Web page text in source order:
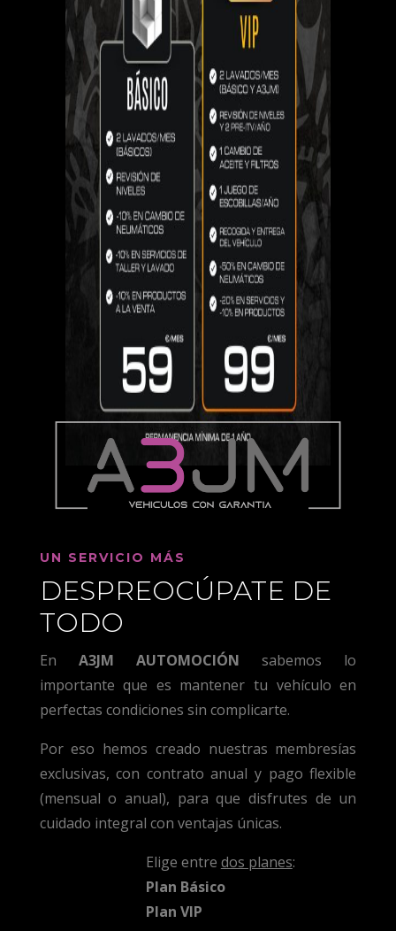
UN SERVICIO MÁS
DESPREOCÚPATE DE
TODO
En A3JM AUTOMOCIÓN sabemos lo
importante que es mantener tu vehículo en
perfectas condiciones sin complicarte.
Por eso hemos creado nuestras membresías
exclusivas, con contrato anual y pago flexible
(mensual o anual), para que disfrutes de un
cuidado integral con ventajas únicas.
Elige entre dos planes:
Plan Básico
Plan VIP